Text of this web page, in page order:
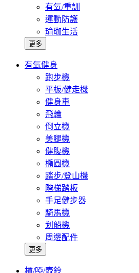
有氧/重訓
運動防護
瑜珈生活
更多
有氧健身
跑步機
平板/健走機
健身車
飛輪
倒立機
美腿機
健腹機
橢圓機
踏步/登山機
階梯踏板
手足健步器
騎馬機
划船機
周邊配件
更多
槓/啞/壺鈴